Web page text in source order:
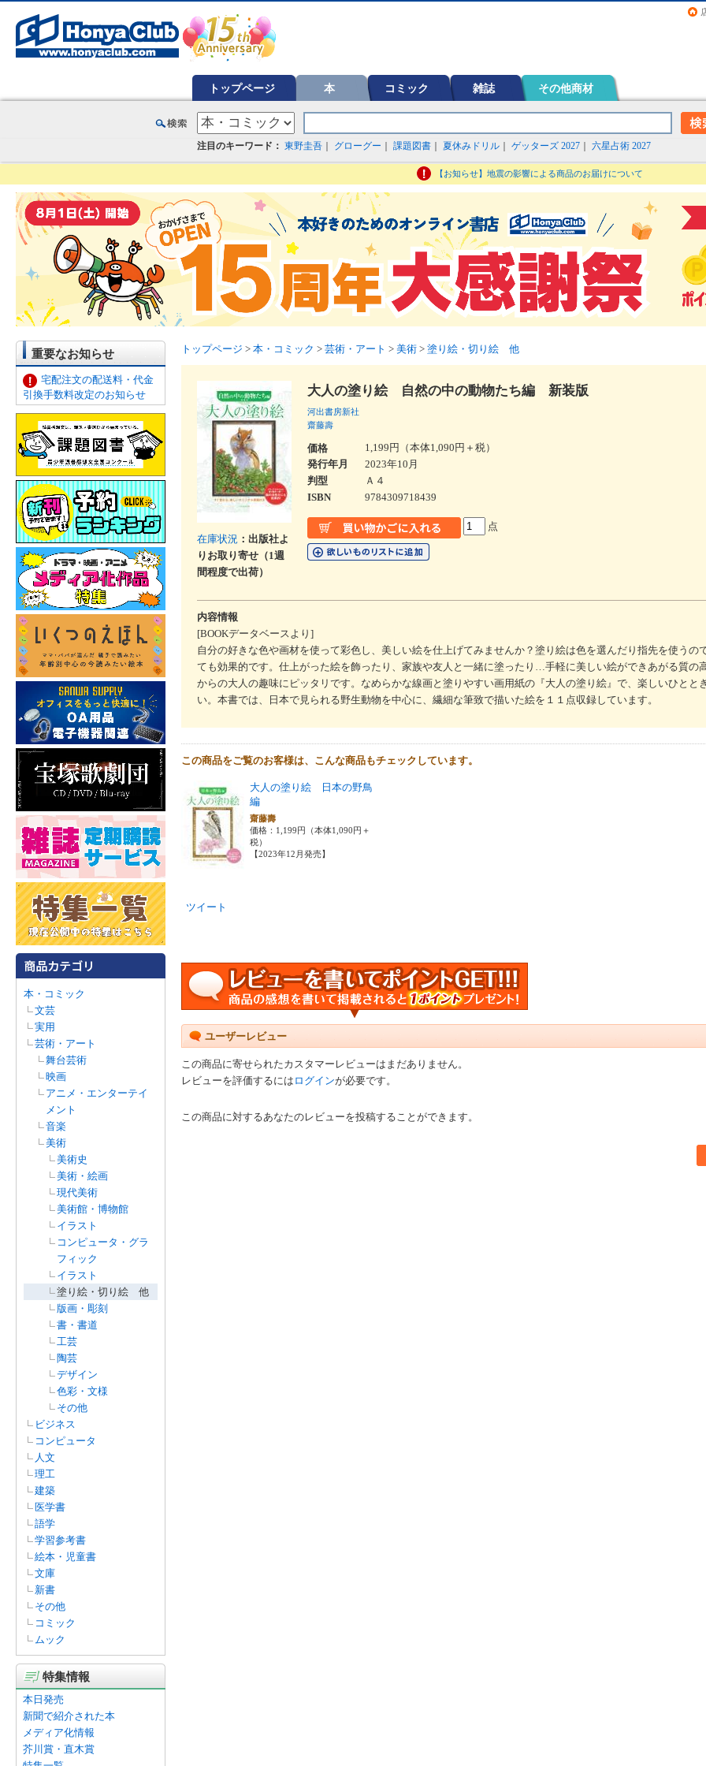
トップページ 本 コミック 雑誌 その他商材
注目のキーワード： 東野圭吾 グローグー 課題図書 夏休みドリル ゲッターズ 2027 六星占術 2027
【お知らせ】地震の影響による商品のお届けについて
重要なお知らせ
宅配注文の配送料・代金
引換手数料改定のお知らせ
本・コミック
文芸
実用
芸術・アート
舞台芸術
映画
アニメ・エンターテイ
メント
音楽
美術
美術史
美術・絵画
現代美術
美術館・博物館
イラスト
コンピュータ・グラ
フィック
イラスト
塗り絵・切り絵 他
版画・彫刻
書・書道
工芸
陶芸
デザイン
色彩・文様
その他
ビジネス
コンピュータ
人文
理工
建築
医学書
語学
学習参考書
絵本・児童書
文庫
新書
その他
コミック
ムック
特集情報
本日発売
新聞で紹介された本
メディア化情報
芥川賞・直木賞
トップページ > 本・コミック > 芸術・アート > 美術 > 塗り絵・切り絵 他
在庫状況 ：出版社よ
りお取り寄せ（1週
間程度で出荷）
大人の塗り絵 自然の中の動物たち編 新装版
河出書房新社
齋藤壽
価格
1,199円（本体1,090円＋税）
発行年月
2023年10月
判型
Ａ４
ISBN
9784309718439
点
内容情報
[BOOKデータベースより]
自分の好きな色や画材を使って彩色し、美しい絵を仕上げてみませんか？塗り絵は色を選んだり指先を使うの
ても効果的です。仕上がった絵を飾ったり、家族や友人と一緒に塗ったり…手軽に美しい絵ができあがる質の
からの大人の趣味にピッタリです。なめらかな線画と塗りやすい画用紙の『大人の塗り絵』で、楽しいひとと
い。本書では、日本で見られる野生動物を中心に、繊細な筆致で描いた絵を１１点収録しています。
この商品をご覧のお客様は、こんな商品もチェックしています。
大人の塗り絵 日本の野鳥
編
齋藤壽
価格：1,199円（本体1,090円＋
税）
【2023年12月発売】
ツイート
ユーザーレビュー
この商品に寄せられたカスタマーレビューはまだありません。
レビューを評価するには ログインが必要です。
この商品に対するあなたのレビューを投稿することができます。